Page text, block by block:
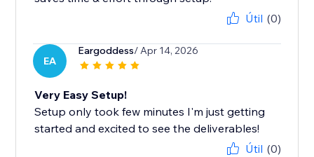
Útil (0)
EA
Eargoddess/ Apr 14, 2026
Very Easy Setup!
Setup only took few minutes I'm just getting
started and excited to see the deliverables!
Útil (0)